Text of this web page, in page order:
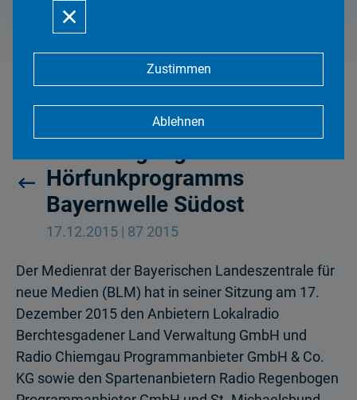
Zustimmen
Ablehnen
Hörfunkprogramms
Bayernwelle Südost
17.12.2015 | 87 2015
Der Medienrat der Bayerischen Landeszentrale für
neue Medien (BLM) hat in seiner Sitzung am 17.
Dezember 2015 den Anbietern Lokalradio
Berchtesgadener Land Verwaltung GmbH und
Radio Chiemgau Programmanbieter GmbH & Co.
KG sowie den Spartenanbietern Radio Regenbogen